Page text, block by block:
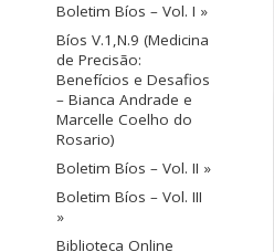
Boletim Bíos – Vol. I »
Bíos V.1,N.9 (Medicina
de Precisão:
Benefícios e Desafios
– Bianca Andrade e
Marcelle Coelho do
Rosario)
Boletim Bíos – Vol. II »
Boletim Bíos – Vol. III
»
Biblioteca Online